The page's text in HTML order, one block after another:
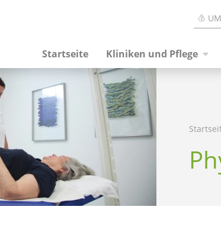
Startseite Kliniken und Pflege